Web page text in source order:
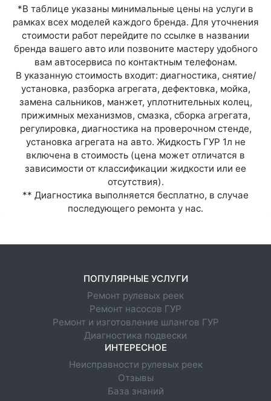
*В таблице указаны минимальные цены на услуги в
рамках всех моделей каждого бренда. Для уточнения
стоимости работ перейдите по ссылке в названии
бренда вашего авто или позвоните мастеру удобного
вам автосервиса по контактным телефонам.
В указанную стоимость входит: диагностика, снятие/
установка, разборка агрегата, дефектовка, мойка,
замена сальников, манжет, уплотнительных колец,
прижимных механизмов, смазка, сборка агрегата,
регулировка, диагностика на проверочном стенде,
установка агрегата на авто. Жидкость ГУР 1л не
включена в стоимость (цена может отличатся в
зависимости от классификации жидкости или ее
отсутствия).
** Диагностика выполняется бесплатно, в случае
последующего ремонта у нас.
ПОПУЛЯРНЫЕ УСЛУГИ
Ремонт рулевых реек
Ремонт насосов ГУР
Ремонт и изготовление шлангов ГУР
Диагностика подвески
ИНТЕРЕСНОЕ
Неисправности рулевых реек
Отзывы
База знаний